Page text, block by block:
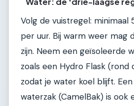
Volg de vuistregel:
per uur. Bij warm weer mag
zijn. Neem een geïsoleerde
zoals een Hydro Flask
zodat je water koel blijft.
waterzak (CamelBak) is ook